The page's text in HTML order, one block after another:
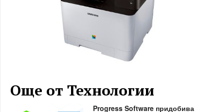
Още от Технологии
Progress Software придобива